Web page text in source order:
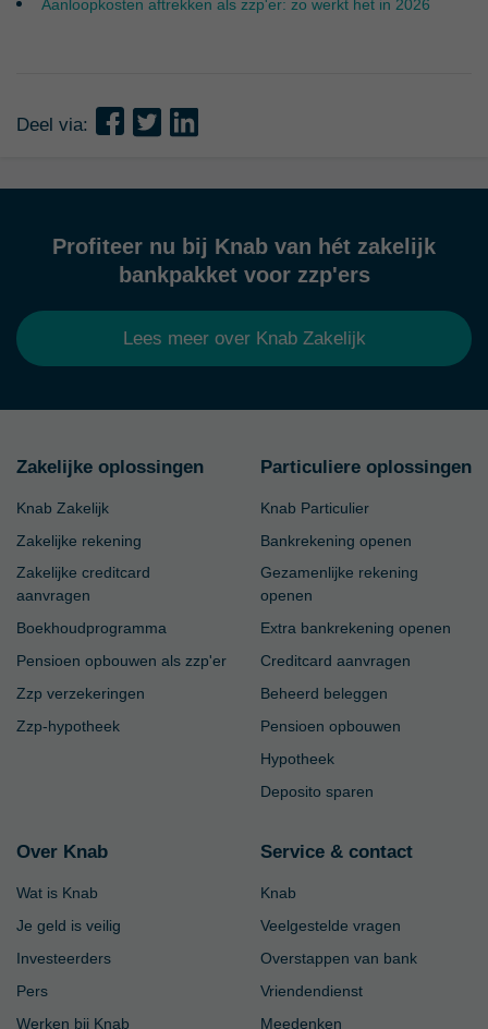
Aanloopkosten aftrekken als zzp'er: zo werkt het in 2026
Deel via:
Profiteer nu bij Knab van hét zakelijk
bankpakket voor zzp'ers
Lees meer over Knab Zakelijk
Zakelijke oplossingen
Knab Zakelijk
Zakelijke rekening
Zakelijke creditcard
aanvragen
Boekhoudprogramma
Pensioen opbouwen als zzp'er
Zzp verzekeringen
Zzp-hypotheek
Particuliere oplossingen
Knab Particulier
Bankrekening openen
Gezamenlijke rekening
openen
Extra bankrekening openen
Creditcard aanvragen
Beheerd beleggen
Pensioen opbouwen
Hypotheek
Deposito sparen
Over Knab
Wat is Knab
Je geld is veilig
Investeerders
Pers
Werken bij Knab
Service & contact
Knab
Veelgestelde vragen
Overstappen van bank
Vriendendienst
Meedenken